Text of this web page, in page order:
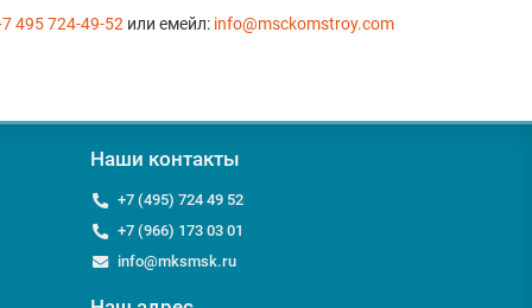
495 724-49-52 или емейл: info@msckomstroy.com
Наши контакты
+7 (495) 724 49 52
+7 (966) 173 03 01
info@mksmsk.ru